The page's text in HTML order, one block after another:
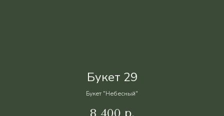
Букет 29
Букет "Небесный"
8 400 р.